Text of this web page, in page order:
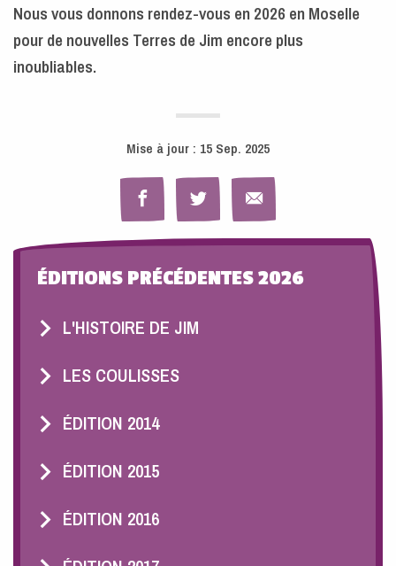
Nous vous donnons rendez-vous en 2026 en Moselle
pour de nouvelles Terres de Jim encore plus
inoubliables.
Mise à jour : 15 Sep. 2025
ÉDITIONS PRÉCÉDENTES 2026
L'HISTOIRE DE JIM
LES COULISSES
ÉDITION 2014
ÉDITION 2015
ÉDITION 2016